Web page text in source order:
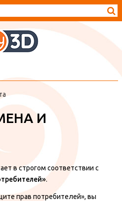
И
в строгом соответствии с
.
прав потребителей», вы